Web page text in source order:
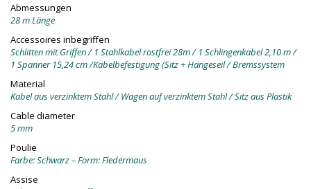
Abmessungen
28 m Länge
Accessoires inbegriffen
Schlitten mit Griffen / 1 Stahlkabel rostfrei 28m / 1 Schlingenkabel 2,10 m /
1 Spanner 15,24 cm /Kabelbefestigung (Sitz + Hängeseil / Bremssystem
Material
Kabel aus verzinktem Stahl / Wagen auf verzinktem Stahl / Sitz aus Plastik
Cable diameter
5 mm
Poulie
Farbe: Schwarz – Form: Fledermaus
Assise